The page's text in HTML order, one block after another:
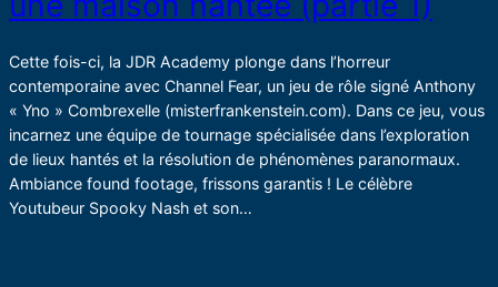
Cette fois-ci, la JDR Academy plonge dans l’horreur
contemporaine avec Channel Fear, un jeu de rôle signé Anthony
« Yno » Combrexelle (misterfrankenstein.com). Dans ce jeu, vous
incarnez une équipe de tournage spécialisée dans l’exploration
de lieux hantés et la résolution de phénomènes paranormaux.
Ambiance found footage, frissons garantis ! Le célèbre
Youtubeur Spooky Nash et son…